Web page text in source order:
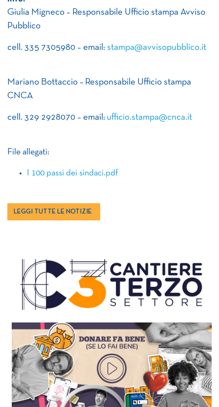
Giulia Migneco – Responsabile Ufficio stampa Avviso
Pubblico
cell. 335 7305980 – email: stampa@avvisopubblico.it
Mariano Bottaccio – Responsabile Ufficio stampa
CNCA
cell. 329 2928070 – email: ufficio.stampa@cnca.it
File allegati:
I 100 passi dei sindaci.pdf
LEGGI TUTTE LE NOTIZIE